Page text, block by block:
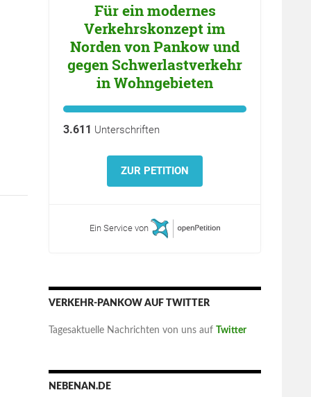
in der Politik, und unsere Stellungnahme zum
Für ein modernes
Verkehrskonzept im
Norden von Pankow und
gegen Schwerlastverkehr
in Wohngebieten
3.611 Unterschriften
ZUR PETITION
Ein Service von
VERKEHR-PANKOW AUF TWITTER
Tagesaktuelle Nachrichten von uns auf Twitter
NEBENAN.DE